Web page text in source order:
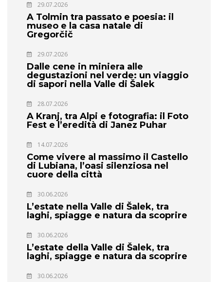
29.07.2026
A Tolmin tra passato e poesia: il
museo e la casa natale di
Gregorčič
29.07.2026
Dalle cene in miniera alle
degustazioni nel verde: un viaggio
di sapori nella Valle di Šalek
28.07.2026
A Kranj, tra Alpi e fotografia: il Foto
Fest e l’eredità di Janez Puhar
14.07.2026
Come vivere al massimo il Castello
di Lubiana, l’oasi silenziosa nel
cuore della città
30.06.2026
L’estate nella Valle di Šalek, tra
laghi, spiagge e natura da scoprire
30.06.2026
L’estate della Valle di Šalek, tra
laghi, spiagge e natura da scoprire
30.06.2026